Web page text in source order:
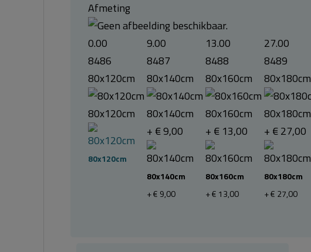
Afmeting
0.00
8486
80x120cm
80x120cm
80x120cm
9.00
8487
80x140cm
80x140cm
+ € 9,00
80x140cm
+ € 9,00
13.00
8488
80x160cm
80x160cm
+ € 13,00
80x160cm
+ € 13,00
27.00
8489
80x180cm
80x180cm
+ € 27,00
80x180cm
+ € 27,00